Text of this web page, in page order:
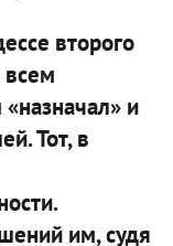
второго
и
Тот, в
им, судя